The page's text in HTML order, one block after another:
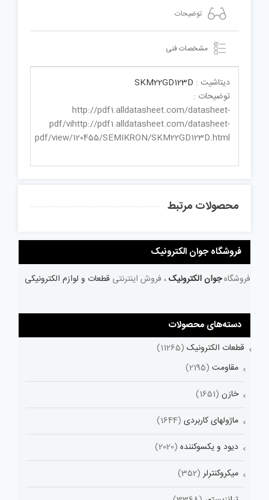
توضیحات
مشخصات فنی
دیتاشیت : SKM22GD123D
توضیحات :
http://pdf1.alldatasheet.com/datasheet-
pdf/vihttp://pdf1.alldatasheet.com/datasheet-
pdf/view/120455/SEMIKRON/SKM22GD123D.html
محصولات مرتبط
فروشگاه جوان الکترونیک
فروشگاهجوان الکترونیک ، فروش اینترنتی قطعات و لوازم الکترونیکی
دسته‌های محصولات
قطعات الکترونیک (11265)
مقاومت (2195)
خازن (1651)
ماژولهای کاربردی (1644)
دیود و یکسوکننده (2020)
میکروکنترلر (352)